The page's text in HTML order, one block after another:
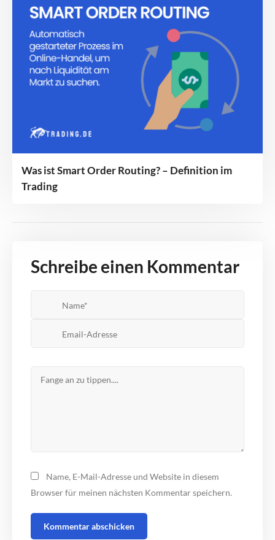
Was ist Smart Order Routing? – Definition im
Trading
Schreibe einen Kommentar
Name, E-Mail-Adresse und Website in diesem
Browser für meinen nächsten Kommentar speichern.